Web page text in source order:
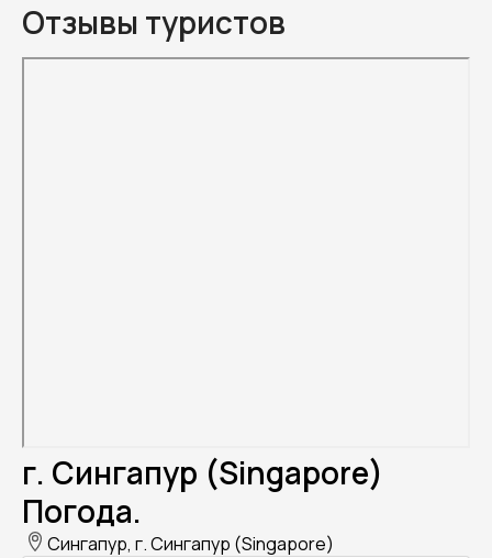
Отзывы туристов
г. Сингапур (Singapore)
Погода.
Сингапур, г. Сингапур (Singapore)